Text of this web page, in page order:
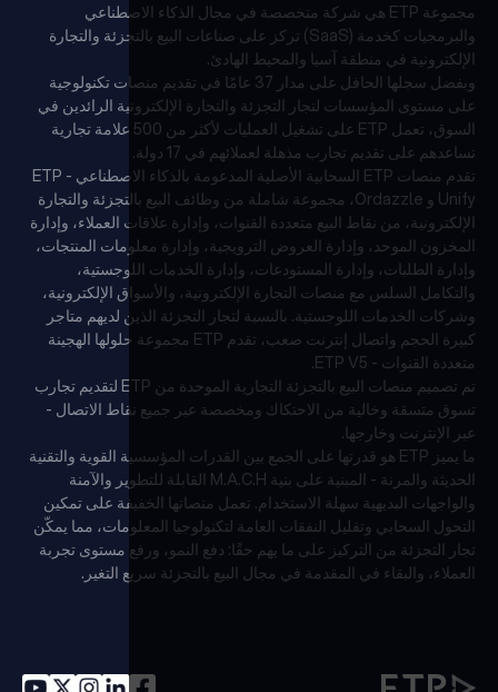
مجموعة ETP هي شركة متخصصة في مجال الذكاء الاصطناعي
والبرمجيات كخدمة (SaaS) تركز على صناعات البيع بالتجزئة والتجارة
الإلكترونية في منطقة آسيا والمحيط الهادئ.
وبفضل سجلها الحافل على مدار 37 عامًا في تقديم منصات تكنولوجية
على مستوى المؤسسات لتجار التجزئة والتجارة الإلكترونية الرائدين في
السوق، تعمل ETP على تشغيل العمليات لأكثر من 500 علامة تجارية
تساعدهم على تقديم تجارب مذهلة لعملائهم في 17 دولة.
تقدم منصات ETP السحابية الأصلية المدعومة بالذكاء الاصطناعي - ETP
Unify و Ordazzle، مجموعة شاملة من وظائف البيع بالتجزئة والتجارة
الإلكترونية، من نقاط البيع متعددة القنوات، وإدارة علاقات العملاء، وإدارة
المخزون الموحد، وإدارة العروض الترويجية، وإدارة معلومات المنتجات،
وإدارة الطلبات، وإدارة المستودعات، وإدارة الخدمات اللوجستية،
والتكامل السلس مع منصات التجارة الإلكترونية، والأسواق الإلكترونية،
وشركات الخدمات اللوجستية. بالنسبة لتجار التجزئة الذين لديهم متاجر
كبيرة الحجم واتصال إنترنت صعب، تقدم ETP مجموعة حلولها الهجينة
متعددة القنوات - ETP V5.
تم تصميم منصات البيع بالتجزئة التجارية الموحدة من ETP لتقديم تجارب
تسوق متسقة وخالية من الاحتكاك ومخصصة عبر جميع نقاط الاتصال -
عبر الإنترنت وخارجها.
ما يميز ETP هو قدرتها على الجمع بين القدرات المؤسسية القوية والتقنية
الحديثة والمرنة - المبنية على بنية M.A.C.H القابلة للتطوير والآمنة
والواجهات البديهية سهلة الاستخدام. تعمل منصاتها الخفيفة على تمكين
التحول السحابي وتقليل النفقات العامة لتكنولوجيا المعلومات، مما يمكّن
تجار التجزئة من التركيز على ما يهم حقًا: دفع النمو، ورفع مستوى تجربة
العملاء، والبقاء في المقدمة في مجال البيع بالتجزئة سريع التغير.